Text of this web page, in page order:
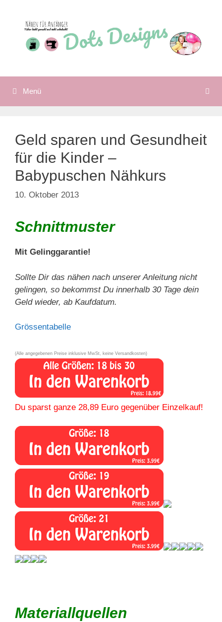
springen
Menü
Geld sparen und Gesundheit
für die Kinder –
Babypuschen Nähkurs
10. Oktober 2013
Schnittmuster
Mit Gelinggarantie!
Sollte Dir das nähen nach unserer Anleitung nicht
gelingen, so bekommst Du innerhalb 30 Tage dein
Geld wieder, ab Kaufdatum.
Grössentabelle
(Alle angegebenen Preise inklusive MwSt, keine Versandkosten)
Du sparst ganze 28,89 Euro gegenüber Einzelkauf!
Materiallquellen